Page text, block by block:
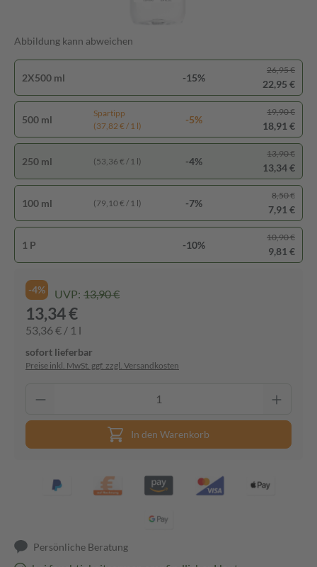
Abbildung kann abweichen
2X500 ml -15%
26,95 €
22,95 €
500 ml
Spartipp
(37,82 € / 1 l)
-5%
19,90 €
18,91 €
250 ml (53,36 € / 1 l) -4%
13,90 €
13,34 €
100 ml (79,10 € / 1 l) -7%
8,50 €
7,91 €
1 P -10%
10,90 €
9,81 €
-4% UVP: 13,90 €
13,34 €
53,36 € / 1 l
sofort lieferbar
Preise inkl. MwSt. ggf. zzgl. Versandkosten
In den Warenkorb
Persönliche Beratung